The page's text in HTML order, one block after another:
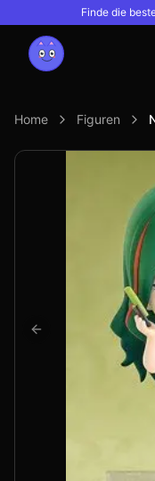
Finde die
Home Figuren
Previous slide